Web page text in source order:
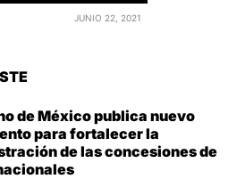
JUNIO 22, 2021
de México publica nuevo
para fortalecer la
de las concesiones de